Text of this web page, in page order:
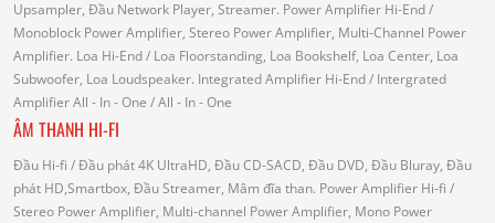
Upsampler, Đầu Network Player, Streamer. Power Amplifier Hi-End/
Monoblock Power Amplifier, Stereo Power Amplifier, Multi-Channel Power
Amplifier. Loa Hi-End/ Loa Floorstanding, Loa Bookshelf, Loa Center, Loa
Subwoofer, Loa Loudspeaker. Integrated Amplifier Hi-End/ Intergrated
AmplifierAll - In - One / All - In - One
ÂM THANH HI-FI
Đầu Hi-fi / Đầu phát 4K UltraHD, Đầu CD-SACD, Đầu DVD, Đầu Bluray, Đầu
phát HD,Smartbox, Đầu Streamer, Mâm đĩa than. Power Amplifier Hi-fi /
Stereo Power Amplifier, Multi-channel Power Amplifier, Mono Power